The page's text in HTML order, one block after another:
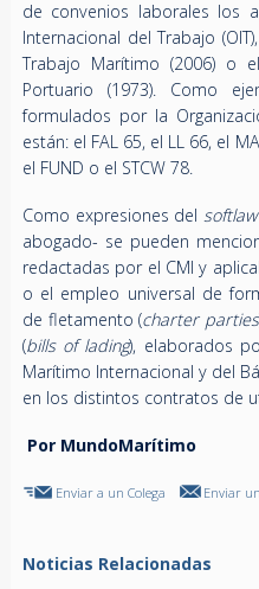
de convenios laborales los
Internacional del Trabajo
Trabajo Marítimo (2006) o
Portuario (1973). Como
formulados por la
están: el FAL 65, el LL 66, el
el FUND o el STCW 78.
Como expresiones del softlaw
abogado- se pueden
redactadas por el CMI y
o el empleo universal de
de fletamento (charter parties
(bills of lading), elaborados
Marítimo Internacional y del
en los distintos contratos de
Por MundoMarítimo
Enviar a un Colega Enviar
Noticias Relacionadas